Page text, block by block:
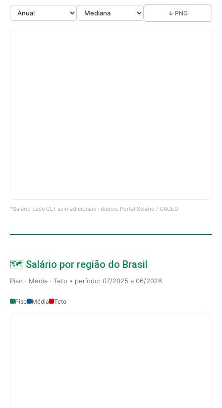
↓ PNG
*Salário base CLT sem adicionais · dados: Portal Salário / CAGED
🗺️ Salário por região do Brasil
Piso · Média · Teto • período: 07/2025 a 06/2026
Piso Média Teto